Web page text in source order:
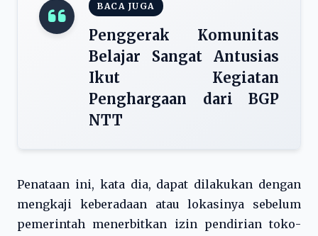
BACA JUGA
Penggerak Komunitas
Belajar Sangat Antusias
Ikut Kegiatan
Penghargaan dari BGP
NTT
Penataan ini, kata dia, dapat dilakukan dengan
mengkaji keberadaan atau lokasinya sebelum
pemerintah menerbitkan izin pendirian toko-